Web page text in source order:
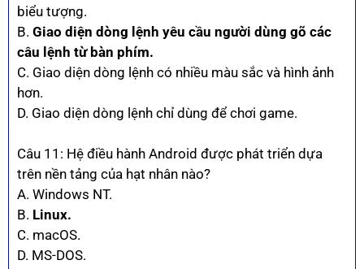
biểu tượng.
B. Giao diện dòng lệnh yêu cầu người dùng gõ các
câu lệnh từ bàn phím.
C. Giao diện dòng lệnh có nhiều màu sắc và hình ảnh
hơn.
D. Giao diện dòng lệnh chỉ dùng để chơi game.
Câu 11: Hệ điều hành Android được phát triển dựa
trên nền tảng của hạt nhân nào?
A. Windows NT.
B. Linux.
C. macOS.
D. MS-DOS.